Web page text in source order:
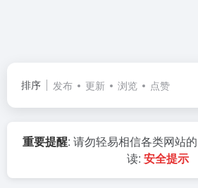
排序 发布 更新 浏览 点赞
重要提醒: 请勿轻易相信各类网站
读: 安全提示